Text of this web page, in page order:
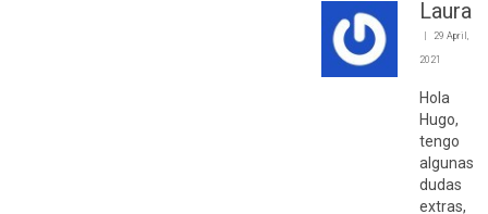
Laura
29 April,
2021
Hola
Hugo,
tengo
algunas
dudas
extras,